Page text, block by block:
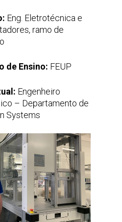
Eng. Eletrotécnica e
ramo de
de Ensino: FEUP
Engenheiro
– Departamento de
Systems